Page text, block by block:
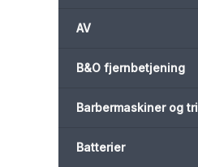
AV
B&O fjernbetjening
Barbermaskiner og
Batterier